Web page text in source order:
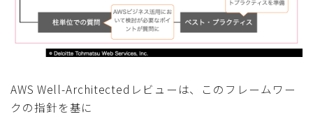
AWS Well-Architectedレビューは、このフレームワー
クの指針を基に